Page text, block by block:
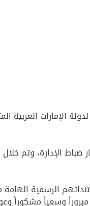
الإمارات العربية
الإدارة، وتم
الرسمية الهامة
وسعياً مشكوراً